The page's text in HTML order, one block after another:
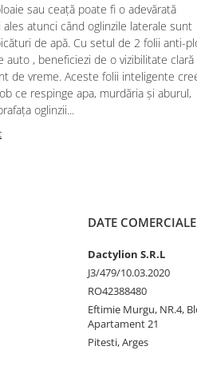
sau ceață poate fi o adevărată
ales atunci când oglinzile laterale sunt
de apă. Cu setul de 2 folii anti-
auto , beneficiezi de o vizibilitate clară
de vreme. Aceste folii inteligente
ce respinge apa, murdăria și aburul,
oglinzii...
DATE COMERCIALE
Dactylion S.R.L
J3/479/10.03.2020
RO42388480
Eftimie Murgu, NR.4,
Apartament 21
Pitesti, Arges